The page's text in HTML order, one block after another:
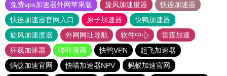
免费vps加速器外网苹果版
旋风加速度器
快连加速器
快连加速器官网入口
原子加速器
快鸭加速器
旋风加速度器
外网网址导航 软件中心
雷霆加速
狂飙加速器
哔咔漫画 快鸭VPN
起飞加速器
蚂蚁加速官网
快喵加速器NPV
蚂蚁加速官网